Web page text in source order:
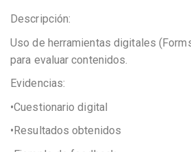
Descripción:
Uso de herramientas digitales
para evaluar contenidos.
Evidencias:
•Cuestionario digital
•Resultados obtenidos